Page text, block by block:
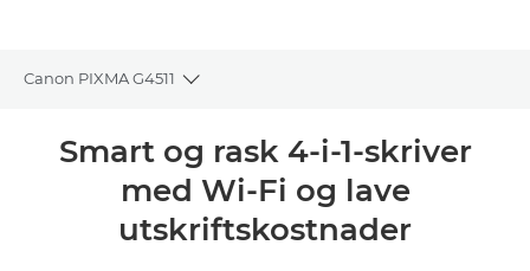
Canon PIXMA G4511
Toggle breadcrumbs
Oversikt
Spesifikasjoner
Smart og rask 4-i-1-skriver
med Wi-Fi og lave
utskriftskostnader